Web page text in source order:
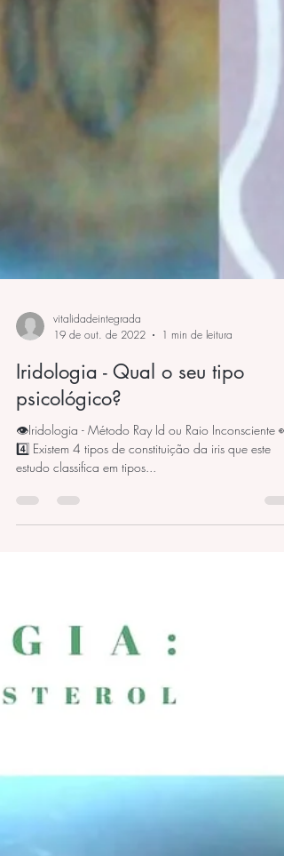
vitalidadeintegrada
19 de out. de 2022
1 min de leitura
Iridologia - Qual o seu tipo
psicológico?
👁️Iridologia - Método Ray Id ou Raio Inconsciente
4️⃣ Existem 4 tipos de constituição da iris que este